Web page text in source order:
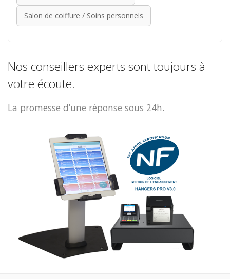
Salon de coiffure / Soins personnels
Nos conseillers experts sont toujours à
votre écoute.
La promesse d’une réponse sous 24h.